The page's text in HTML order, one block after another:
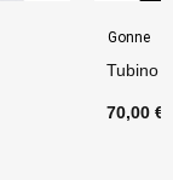
Gonne
Tubino
70,00 €